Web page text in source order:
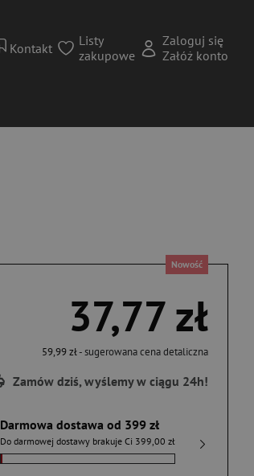
Kontakt
Listy
zakupowe
Zaloguj się
Załóż konto
Nowość
37,77 zł
59,99 zł- sugerowana cena detaliczna
Zamów dziś, wyślemy w ciągu 24h!
Darmowa dostawa od 399 zł
Do darmowej dostawy brakuje Ci 399,00 zł